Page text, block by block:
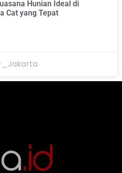
Hunian Ideal di
Cat yang Tepat